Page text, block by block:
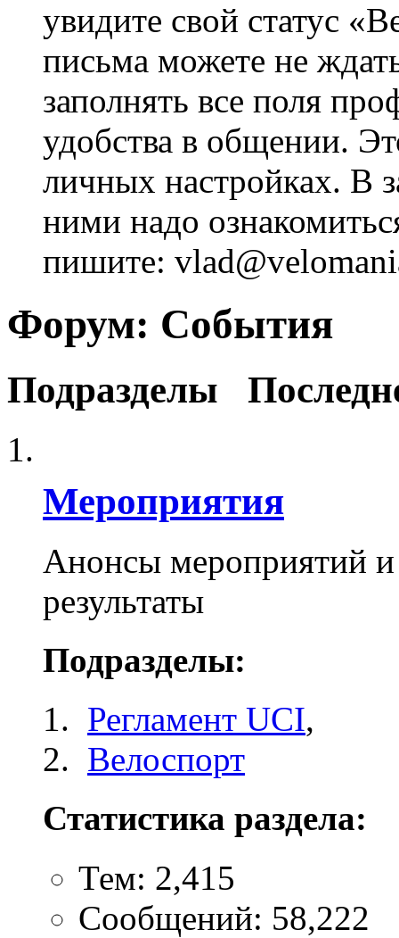
увидите свой статус
письма можете не
заполнять все поля
удобства в общении.
личных настройках. В
ними надо
пишите:
Форум: События
Подразделы
Мероприятия
Анонсы мероприятий
результаты
Подразделы:
Регламент UCI,
Велоспорт
Статистика раздела:
Тем: 2,415
Сообщений: 58,222